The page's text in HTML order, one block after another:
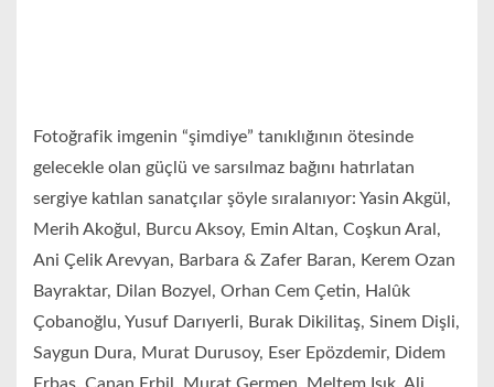
Fotoğrafik imgenin “şimdiye” tanıklığının ötesinde
gelecekle olan güçlü ve sarsılmaz bağını hatırlatan
sergiye katılan sanatçılar şöyle sıralanıyor: Yasin Akgül,
Merih Akoğul, Burcu Aksoy, Emin Altan, Coşkun Aral,
Ani Çelik Arevyan, Barbara & Zafer Baran, Kerem Ozan
Bayraktar, Dilan Bozyel, Orhan Cem Çetin, Halûk
Çobanoğlu, Yusuf Darıyerli, Burak Dikilitaş, Sinem Dişli,
Saygun Dura, Murat Durusoy, Eser Epözdemir, Didem